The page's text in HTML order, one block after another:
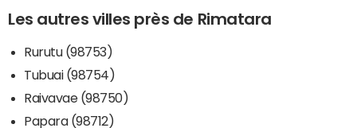
Les autres villes près de Rimatara
Rurutu (98753)
Tubuai (98754)
Raivavae (98750)
Papara (98712)